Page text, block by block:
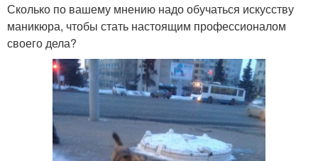
Сколько по вашему мнению надо обучаться искусству
маникюра, чтобы стать настоящим профессионалом
своего дела?